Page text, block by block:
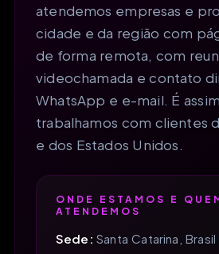
atendemos empresas e
cidade e da região com
de forma remota, com
videochamada e contato
WhatsApp e e-mail. É
trabalhamos com clientes
e dos Estados Unidos.
ONDE ESTAMOS E
ATENDEMOS
Sede: Santa Catarina, Brasil